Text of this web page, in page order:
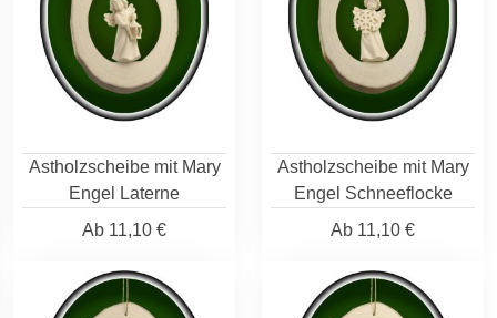
Astholzscheibe mit Mary
Engel Laterne
Ab 11,10 €
Astholzscheibe mit Mary
Engel Schneeflocke
Ab 11,10 €